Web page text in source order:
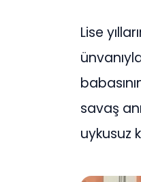
Lise
savaş
uykusuz